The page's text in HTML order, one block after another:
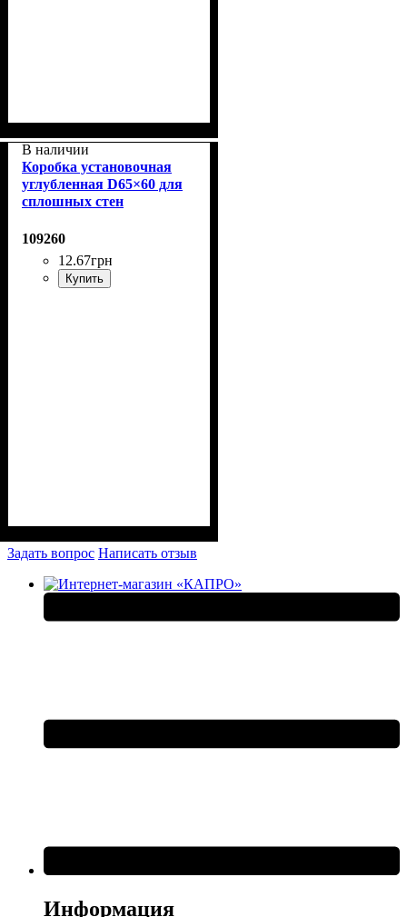
В наличии
Коробка установочная
углубленная D65×60 для
сплошных стен
109260
12.67грн
Купить
Задать вопрос Написать отзыв
Информация